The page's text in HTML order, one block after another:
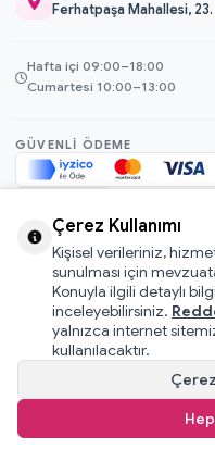
Ferhatpaşa Mahallesi,
Hafta içi 09:00–18:00
Cumartesi 10:00–13:00
GÜVENLI ÖDEME
© 2026 Mamacı Teyze ·
Pati Puan
Gizlilik
KVKK
T-SoftE-Ticaret
Çerez Kullanımı
Kişisel verileriniz,
sunulması için
Konuyla ilgili detaylı
inceleyebilirsiniz.
yalnızca internet
kullanılacaktır.